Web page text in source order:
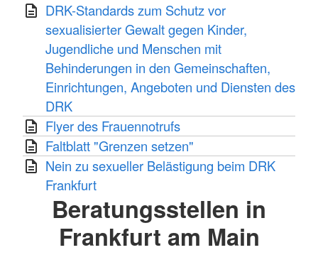
DRK-Standards zum Schutz vor
sexualisierter Gewalt gegen Kinder,
Jugendliche und Menschen mit
Behinderungen in den Gemeinschaften,
Einrichtungen, Angeboten und Diensten des
DRK
Flyer des Frauennotrufs
Faltblatt "Grenzen setzen"
Nein zu sexueller Belästigung beim DRK
Frankfurt
Beratungsstellen in
Frankfurt am Main